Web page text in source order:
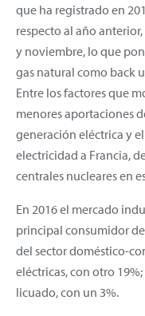
que ha registrado en
respecto al año
y noviembre, lo que
gas natural como back
Entre los factores que
menores aportaciones
generación eléctrica y
electricidad a Francia,
centrales nucleares en
En 2016 el mercado
principal consumidor
del sector doméstico-
eléctricas, con otro
licuado, con un 3%.